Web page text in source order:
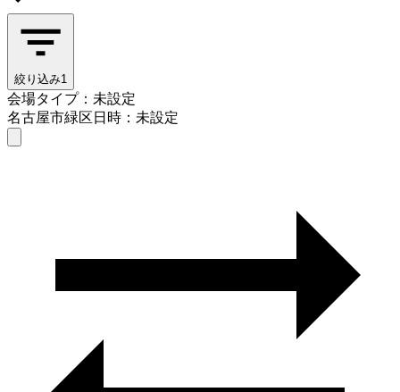
絞り込み1
会場タイプ：未設定
名古屋市緑区日時：未設定